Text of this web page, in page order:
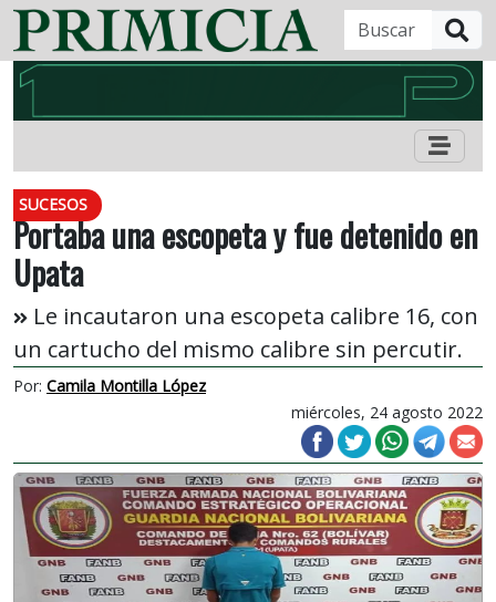
SUCESOS
Portaba una escopeta y fue detenido en
Upata
Le incautaron una escopeta calibre 16, con
un cartucho del mismo calibre sin percutir.
Por: Camila Montilla López
miércoles, 24 agosto 2022